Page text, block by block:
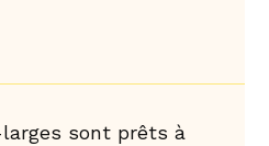
sont prêts à